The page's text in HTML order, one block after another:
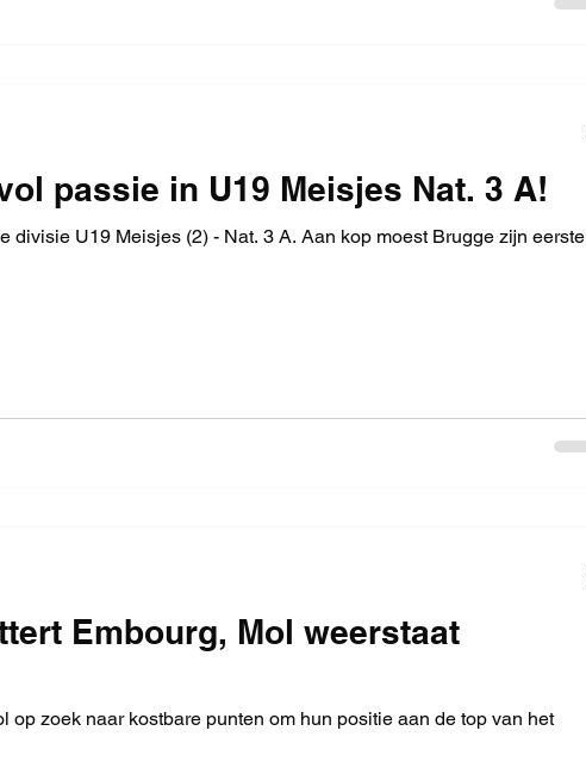
passie in U19 Meisjes Nat. 3 A!
U19 Meisjes (2) - Nat. 3 A. Aan kop moest Brugge zijn eerste
Embourg, Mol weerstaat
zoek naar kostbare punten om hun positie aan de top van het